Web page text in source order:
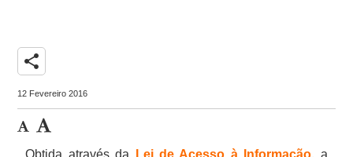
share
12 Fevereiro 2016
Obtida através da Lei de Acesso à Informação, a